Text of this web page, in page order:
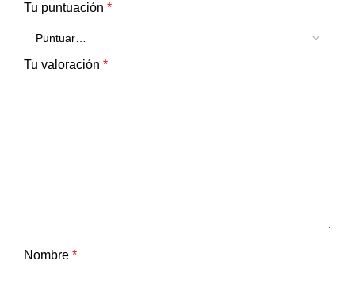
Tu puntuación *
Tu valoración *
Nombre *